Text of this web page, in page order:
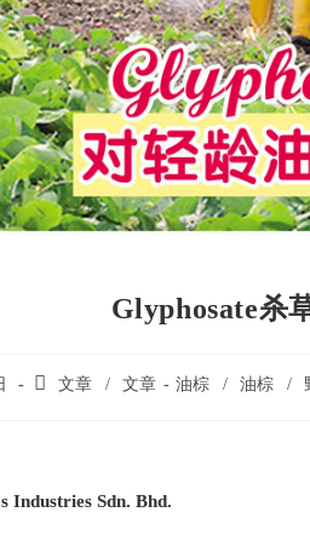
Glyphosate杀
文章 / 文章 - 油棕 / 油棕 /
Industries Sdn. Bhd.